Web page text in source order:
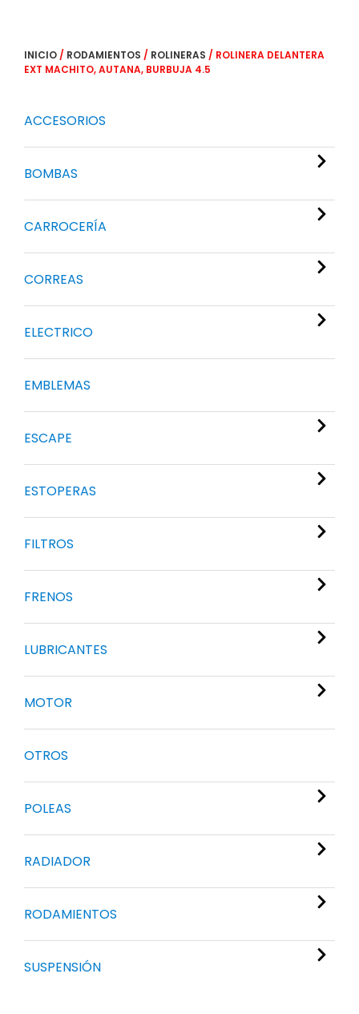
INICIO / RODAMIENTOS / ROLINERAS / ROLINERA DELANTERA
EXT MACHITO, AUTANA, BURBUJA 4.5
ACCESORIOS
BOMBAS
CARROCERÍA
CORREAS
ELECTRICO
EMBLEMAS
ESCAPE
ESTOPERAS
FILTROS
FRENOS
LUBRICANTES
MOTOR
OTROS
POLEAS
RADIADOR
RODAMIENTOS
SUSPENSIÓN